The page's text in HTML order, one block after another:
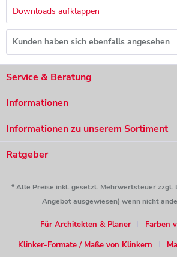
Downloads aufklappen
Kunden haben sich ebenfalls angesehen
Service & Beratung
Informationen
Informationen zu unserem Sortiment
Ratgeber
* Alle Preise inkl. gesetzl. Mehrwertsteuer zzgl.
Angebot ausgewiesen) wenn nicht
Für Architekten & Planer
Farben
Klinker-Formate / Maße von Klinkern